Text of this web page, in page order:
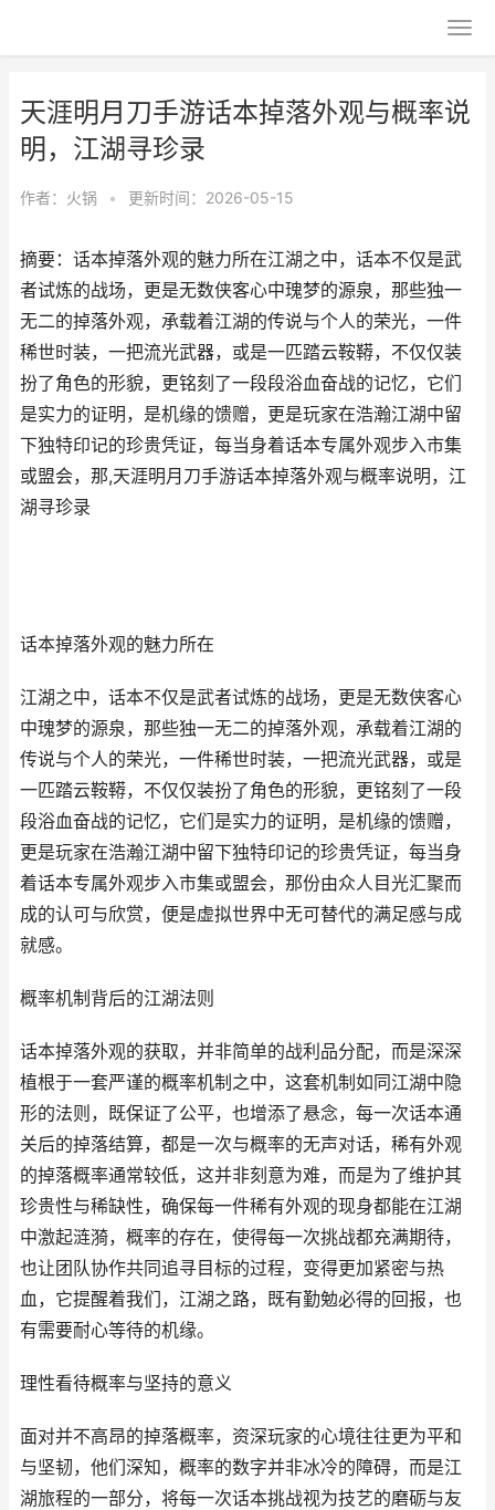
天涯明月刀手游话本掉落外观与概率说
明，江湖寻珍录
作者： 火锅 • 更新时间：2026-05-15
摘要：话本掉落外观的魅力所在江湖之中，话本不仅是武
者试炼的战场，更是无数侠客心中瑰梦的源泉，那些独一
无二的掉落外观，承载着江湖的传说与个人的荣光，一件
稀世时装，一把流光武器，或是一匹踏云鞍鞯，不仅仅装
扮了角色的形貌，更铭刻了一段段浴血奋战的记忆，它们
是实力的证明，是机缘的馈赠，更是玩家在浩瀚江湖中留
下独特印记的珍贵凭证，每当身着话本专属外观步入市集
或盟会，那,天涯明月刀手游话本掉落外观与概率说明，江
湖寻珍录
话本掉落外观的魅力所在
江湖之中，话本不仅是武者试炼的战场，更是无数侠客心
中瑰梦的源泉，那些独一无二的掉落外观，承载着江湖的
传说与个人的荣光，一件稀世时装，一把流光武器，或是
一匹踏云鞍鞯，不仅仅装扮了角色的形貌，更铭刻了一段
段浴血奋战的记忆，它们是实力的证明，是机缘的馈赠，
更是玩家在浩瀚江湖中留下独特印记的珍贵凭证，每当身
着话本专属外观步入市集或盟会，那份由众人目光汇聚而
成的认可与欣赏，便是虚拟世界中无可替代的满足感与成
就感。
概率机制背后的江湖法则
话本掉落外观的获取，并非简单的战利品分配，而是深深
植根于一套严谨的概率机制之中，这套机制如同江湖中隐
形的法则，既保证了公平，也增添了悬念，每一次话本通
关后的掉落结算，都是一次与概率的无声对话，稀有外观
的掉落概率通常较低，这并非刻意为难，而是为了维护其
珍贵性与稀缺性，确保每一件稀有外观的现身都能在江湖
中激起涟漪，概率的存在，使得每一次挑战都充满期待，
也让团队协作共同追寻目标的过程，变得更加紧密与热
血，它提醒着我们，江湖之路，既有勤勉必得的回报，也
有需要耐心等待的机缘。
理性看待概率与坚持的意义
面对并不高昂的掉落概率，资深玩家的心境往往更为平和
与坚韧，他们深知，概率的数字并非冰冷的障碍，而是江
湖旅程的一部分，将每一次话本挑战视为技艺的磨砺与友